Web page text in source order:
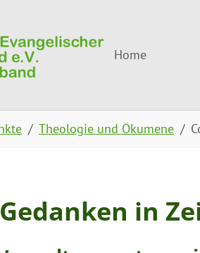
Home
Theologie und Ökumene
in